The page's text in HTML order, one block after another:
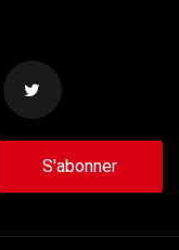
S'abonner